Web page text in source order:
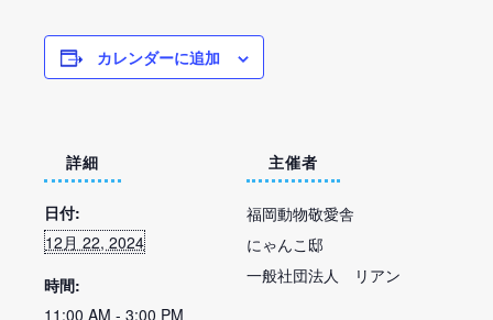
カレンダーに追加
詳細
日付:
12月 22, 2024
時間:
11:00 AM - 3:00 PM
主催者
福岡動物敬愛舎
にゃんこ邸
一般社団法人 リアン